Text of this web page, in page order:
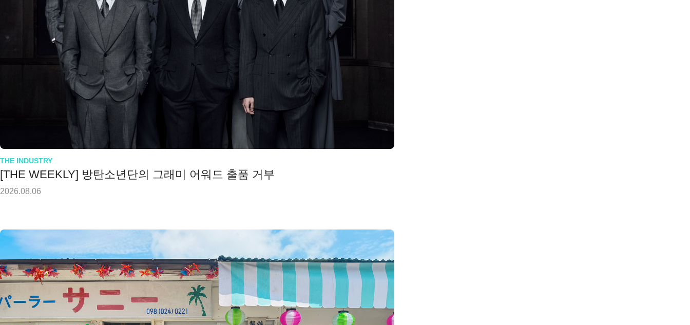
THE INDUSTRY
[THE WEEKLY] 방탄소년단의 그래미 어워드 출품 거부
2026.08.06